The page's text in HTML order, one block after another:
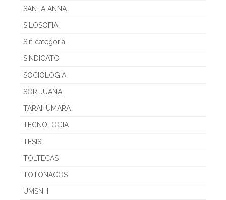
SANTA ANNA
SILOSOFIA
Sin categoría
SINDICATO
SOCIOLOGIA
SOR JUANA
TARAHUMARA
TECNOLOGIA
TESIS
TOLTECAS
TOTONACOS
UMSNH